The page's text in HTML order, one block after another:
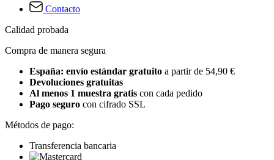
Contacto
Calidad probada
Compra de manera segura
España: envío estándar gratuito a partir de 54,90 €
Devoluciones gratuitas
Al menos 1 muestra gratis con cada pedido
Pago seguro con cifrado SSL
Métodos de pago:
Transferencia bancaria